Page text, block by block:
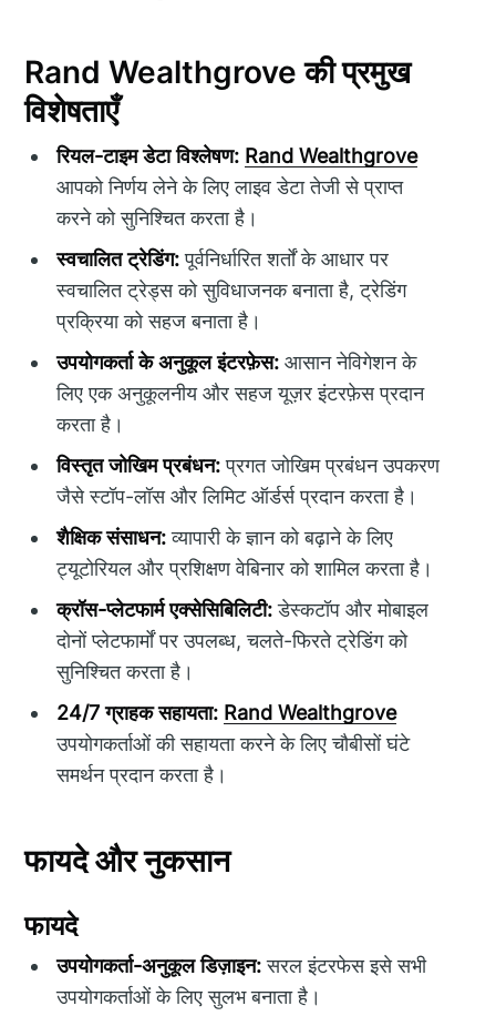
Rand Wealthgrove की प्रमुख
विशेषताएँ
रियल-टाइम डेटा विश्लेषण: Rand Wealthgrove
आपको निर्णय लेने के लिए लाइव डेटा तेजी से प्राप्त
करने को सुनिश्चित करता है।
स्वचालित ट्रेडिंग:पूर्वनिर्धारित शर्तों के आधार पर
स्वचालित ट्रेड्स को सुविधाजनक बनाता है, ट्रेडिंग
प्रक्रिया को सहज बनाता है।
उपयोगकर्ता के अनुकूल इंटरफ़ेस: आसान नेविगेशन के
लिए एक अनुकूलनीय और सहज यूज़र इंटरफ़ेस प्रदान
करता है।
विस्तृत जोखिम प्रबंधन:प्रगत जोखिम प्रबंधन उपकरण
जैसे स्टॉप-लॉस और लिमिट ऑर्डर्स प्रदान करता है।
शैक्षिक संसाधन:व्यापारी के ज्ञान को बढ़ाने के लिए
ट्यूटोरियल और प्रशिक्षण वेबिनार को शामिल करता है।
क्रॉस-प्लेटफार्म एक्सेसिबिलिटी:डेस्कटॉप और मोबाइल
दोनों प्लेटफार्मों पर उपलब्ध, चलते-फिरते ट्रेडिंग को
सुनिश्चित करता है।
24/7 ग्राहक सहायता: Rand Wealthgrove
उपयोगकर्ताओं की सहायता करने के लिए चौबीसों घंटे
समर्थन प्रदान करता है।
फायदे और नुकसान
फायदे
उपयोगकर्ता-अनुकूल डिज़ाइन:सरल इंटरफेस इसे सभी
उपयोगकर्ताओं के लिए सुलभ बनाता है।